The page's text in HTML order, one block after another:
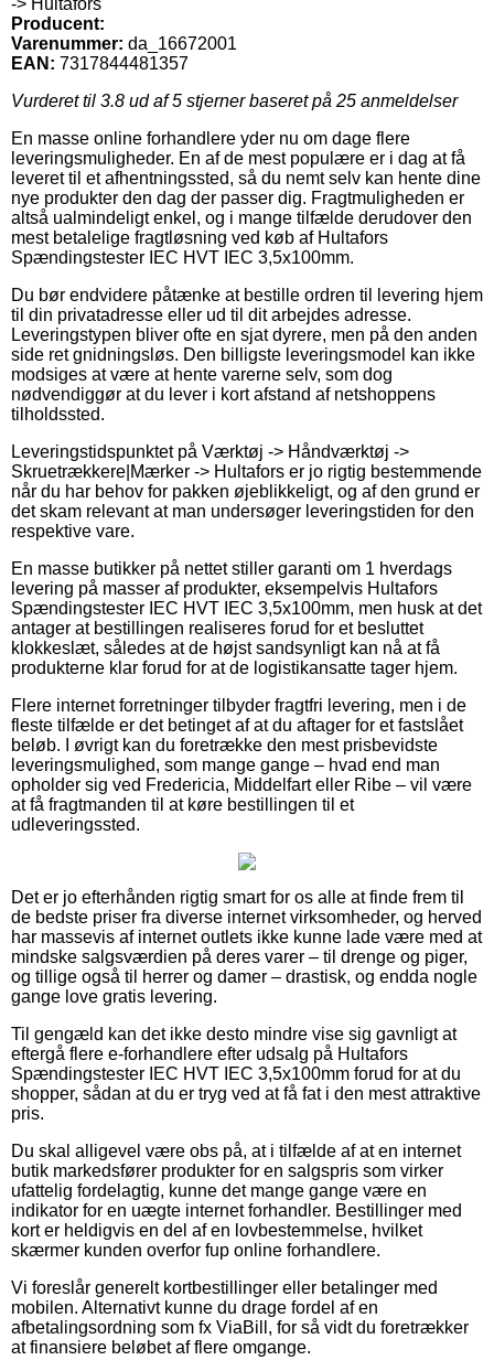
Producent:
Varenummer: da_16672001
EAN: 7317844481357
Vurderet til 3.8 ud af 5 stjerner baseret på 25 anmeldelser
En masse online forhandlere yder nu om dage flere
leveringsmuligheder. En af de mest populære er i dag at få
leveret til et afhentningssted, så du nemt selv kan hente dine
nye produkter den dag der passer dig. Fragtmuligheden er
altså ualmindeligt enkel, og i mange tilfælde derudover den
mest betalelige fragtløsning ved køb af Hultafors
Spændingstester IEC HVT IEC 3,5x100mm.
Du bør endvidere påtænke at bestille ordren til levering hjem
til din privatadresse eller ud til dit arbejdes adresse.
Leveringstypen bliver ofte en sjat dyrere, men på den anden
side ret gnidningsløs. Den billigste leveringsmodel kan ikke
modsiges at være at hente varerne selv, som dog
nødvendiggør at du lever i kort afstand af netshoppens
tilholdssted.
Leveringstidspunktet på Værktøj -> Håndværktøj ->
Skruetrækkere|Mærker -> Hultafors er jo rigtig bestemmende
når du har behov for pakken øjeblikkeligt, og af den grund er
det skam relevant at man undersøger leveringstiden for den
respektive vare.
En masse butikker på nettet stiller garanti om 1 hverdags
levering på masser af produkter, eksempelvis Hultafors
Spændingstester IEC HVT IEC 3,5x100mm, men husk at det
antager at bestillingen realiseres forud for et besluttet
klokkeslæt, således at de højst sandsynligt kan nå at få
produkterne klar forud for at de logistikansatte tager hjem.
Flere internet forretninger tilbyder fragtfri levering, men i de
fleste tilfælde er det betinget af at du aftager for et fastslået
beløb. I øvrigt kan du foretrække den mest prisbevidste
leveringsmulighed, som mange gange – hvad end man
opholder sig ved Fredericia, Middelfart eller Ribe – vil være
at få fragtmanden til at køre bestillingen til et
udleveringssted.
Det er jo efterhånden rigtig smart for os alle at finde frem til
de bedste priser fra diverse internet virksomheder, og herved
har massevis af internet outlets ikke kunne lade være med at
mindske salgsværdien på deres varer – til drenge og piger,
og tillige også til herrer og damer – drastisk, og endda nogle
gange love gratis levering.
Til gengæld kan det ikke desto mindre vise sig gavnligt at
eftergå flere e-forhandlere efter udsalg på Hultafors
Spændingstester IEC HVT IEC 3,5x100mm forud for at du
shopper, sådan at du er tryg ved at få fat i den mest attraktive
pris.
Du skal alligevel være obs på, at i tilfælde af at en internet
butik markedsfører produkter for en salgspris som virker
ufattelig fordelagtig, kunne det mange gange være en
indikator for en uægte internet forhandler. Bestillinger med
kort er heldigvis en del af en lovbestemmelse, hvilket
skærmer kunden overfor fup online forhandlere.
Vi foreslår generelt kortbestillinger eller betalinger med
mobilen. Alternativt kunne du drage fordel af en
afbetalingsordning som fx ViaBill, for så vidt du foretrækker
at finansiere beløbet af flere omgange.